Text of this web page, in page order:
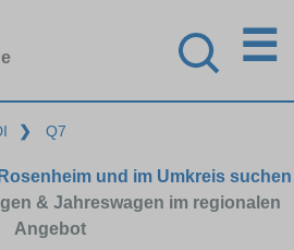
☰
❯ Q7
und im Umkreis suchen
& Jahreswagen im regionalen
Angebot